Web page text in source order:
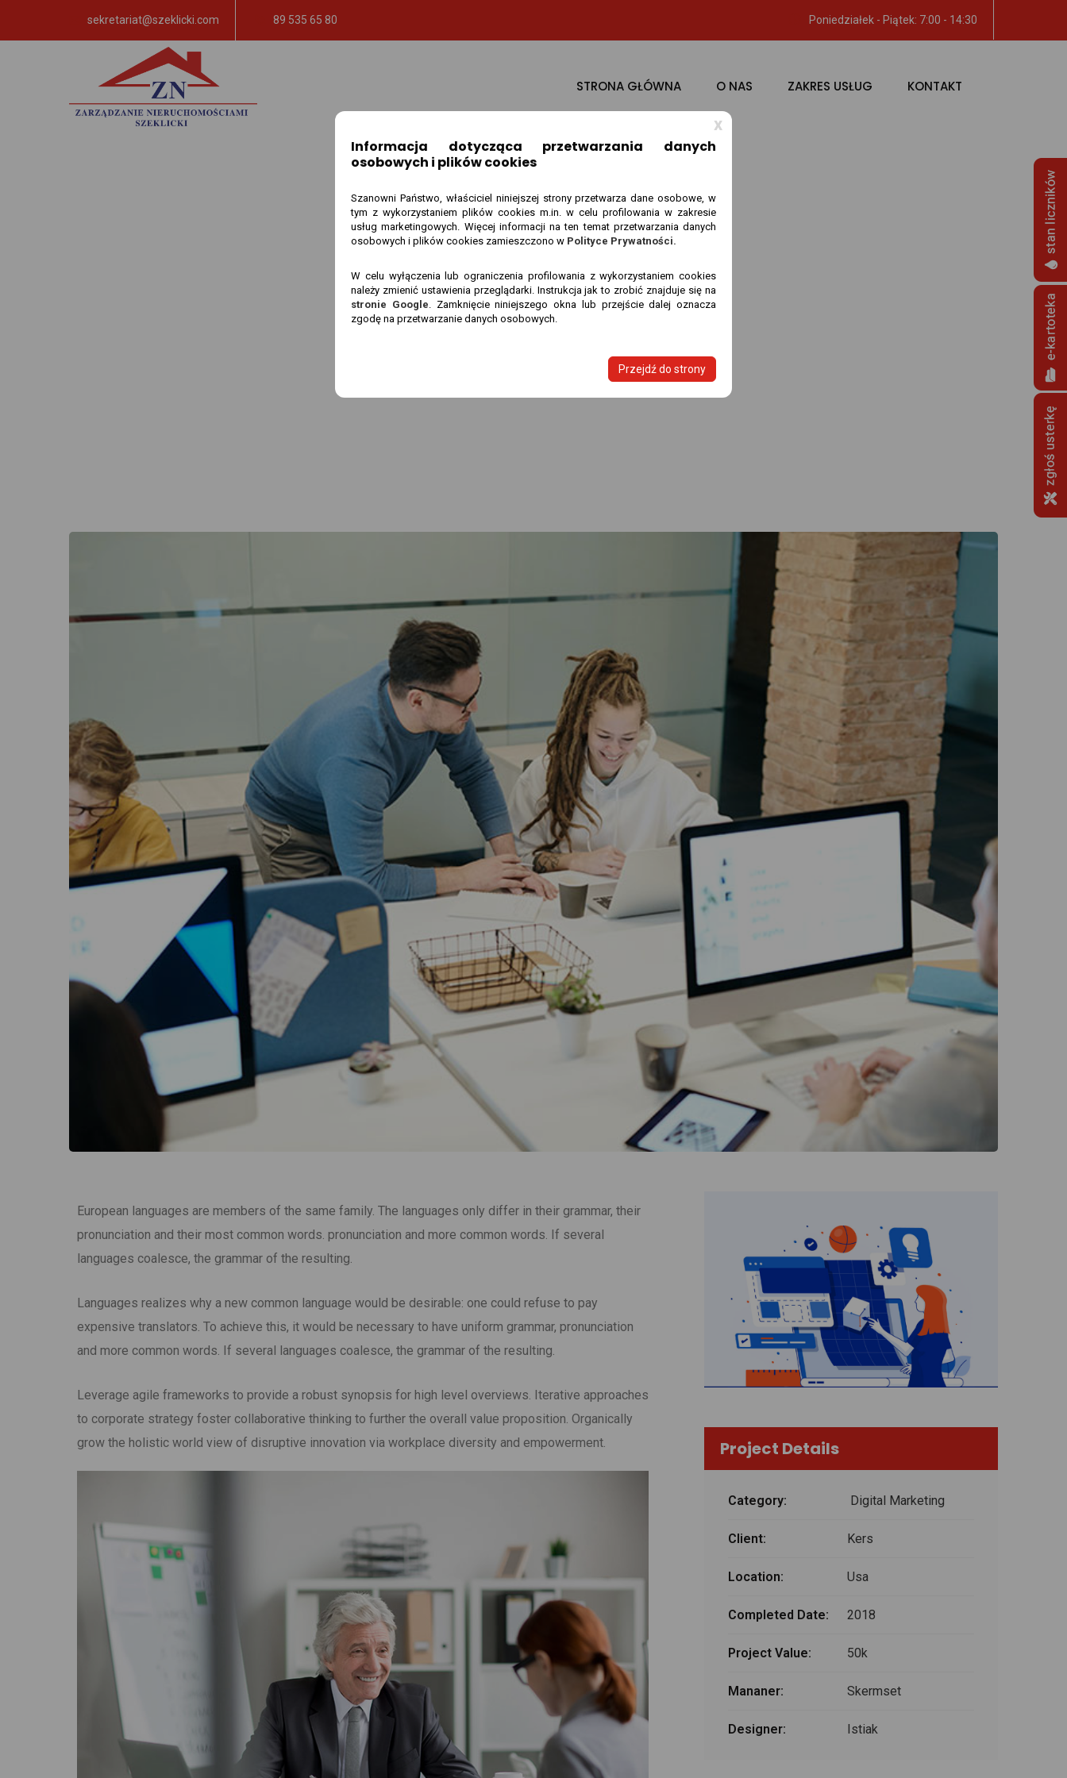
sekretariat@szeklicki.com 89 535 65 80 Poniedziałek - Piątek: 7:00 - 14:30
STRONA GŁÓWNA O NAS ZAKRES USŁUG KONTAKT
Voice Search SEO
Szeklicki Digital Marketing
European languages are members of the same family. The languages only differ in their grammar, their
pronunciation and their most common words. pronunciation and more common words. If several
languages coalesce, the grammar of the resulting.
Languages realizes why a new common language would be desirable: one could refuse to pay
expensive translators. To achieve this, it would be necessary to have uniform grammar, pronunciation
and more common words. If several languages coalesce, the grammar of the resulting.
Leverage agile frameworks to provide a robust synopsis for high level overviews. Iterative approaches
to corporate strategy foster collaborative thinking to further the overall value proposition. Organically
grow the holistic world view of disruptive innovation via workplace diversity and empowerment.
Project Details
Category: Digital Marketing
Client: Kers
Location: Usa
Completed Date: 2018
Project Value: 50k
Mananer: Skermset
Designer: Istiak
Informacja dotycząca przetwarzania danych
osobowych i plików cookies
Szanowni Państwo, właściciel niniejszej strony przetwarza dane osobowe, w
tym z wykorzystaniem plików cookies m.in. w celu profilowania w zakresie
usług marketingowych. Więcej informacji na ten temat przetwarzania danych
osobowych i plików cookies zamieszczono w Polityce Prywatności.
W celu wyłączenia lub ograniczenia profilowania z wykorzystaniem cookies
należy zmienić ustawienia przeglądarki. Instrukcja jak to zrobić znajduje się na
stronie Google. Zamknięcie niniejszego okna lub przejście dalej oznacza
zgodę na przetwarzanie danych osobowych.
Przejdź do strony
x